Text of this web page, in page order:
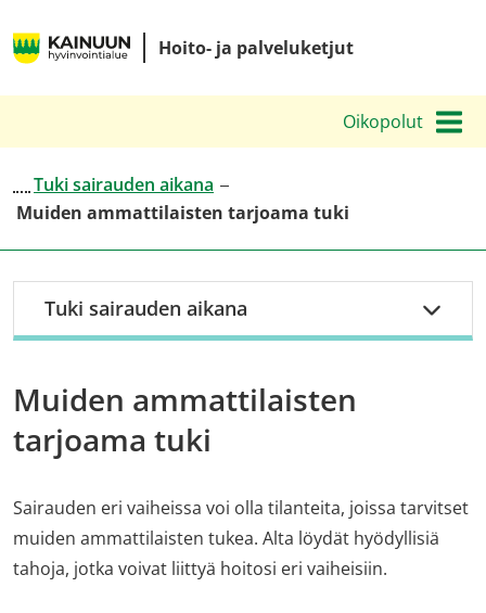
sisältöön
Oikopolut
Kainuun
Hoito- ja palveluketjut
Tuki sairauden aikana
Muiden ammattilaisten tarjoama tuki
Tuki sairauden aikana
Muiden ammattilaisten
tarjoama tuki
Sairauden eri vaiheissa voi olla tilanteita, joissa tarvitset
muiden ammattilaisten tukea. Alta löydät hyödyllisiä
tahoja, jotka voivat liittyä hoitosi eri vaiheisiin.